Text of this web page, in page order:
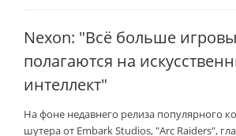
Nexon: "Всё больше
полагаются на
интеллект"
На фоне недавнего релиза популярного
шутера от Embark Studios, "Arc Raiders",